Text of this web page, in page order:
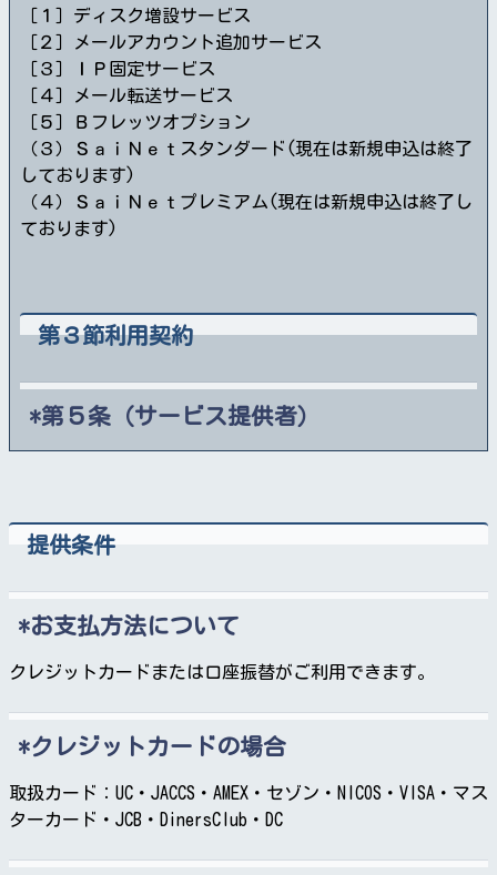
［１］ディスク増設サービス
［２］メールアカウント追加サービス
［３］ＩＰ固定サービス
［４］メール転送サービス
［５］Ｂフレッツオプション
（３）ＳａｉＮｅｔスタンダード(現在は新規申込は終了
しております)
（４）ＳａｉＮｅｔプレミアム(現在は新規申込は終了し
ております)
第３節利用契約
第５条（サービス提供者）
約」を結ぶ必要があります。
第６条（権利譲渡の禁止）
会員は、本サービスの提供を受ける権利を第三者に譲渡
の地位の承継）及び第１２条（個人の会員の地位の承
継）においてはこの限りではありません。
提供条件
お支払方法について
クレジットカードまたは口座振替がご利用できます。
クレジットカードの場合
取扱カード：UC・JACCS・AMEX・セゾン・NICOS・VISA・マス
ターカード・JCB・DinersClub・DC